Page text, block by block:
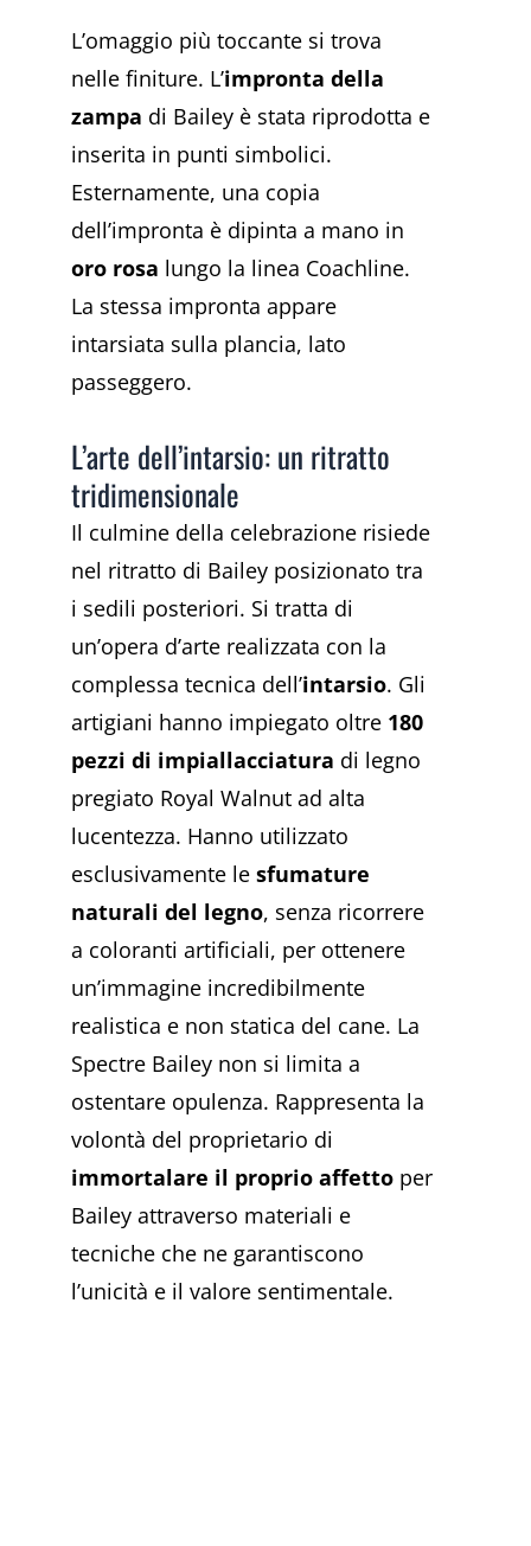
L’omaggio più toccante si trova
nelle finiture. L’impronta della
zampa di Bailey è stata riprodotta e
inserita in punti simbolici.
Esternamente, una copia
dell’impronta è dipinta a mano in
oro rosa lungo la linea Coachline.
La stessa impronta appare
intarsiata sulla plancia, lato
passeggero.
L’arte dell’intarsio: un ritratto
tridimensionale
Il culmine della celebrazione risiede
nel ritratto di Bailey posizionato tra
i sedili posteriori. Si tratta di
un’opera d’arte realizzata con la
complessa tecnica dell’intarsio. Gli
artigiani hanno impiegato oltre 180
pezzi di impiallacciatura di legno
pregiato Royal Walnut ad alta
lucentezza. Hanno utilizzato
esclusivamente le sfumature
naturali del legno, senza ricorrere
a coloranti artificiali, per ottenere
un’immagine incredibilmente
realistica e non statica del cane. La
Spectre Bailey non si limita a
ostentare opulenza. Rappresenta la
volontà del proprietario di
immortalare il proprio affetto per
Bailey attraverso materiali e
tecniche che ne garantiscono
l’unicità e il valore sentimentale.